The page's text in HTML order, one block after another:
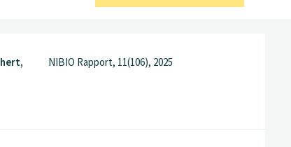
NIBIO Rapport, 11(106), 2025